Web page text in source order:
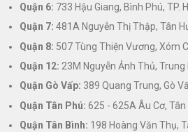
Quận 6: 733 Hậu Giang, Bình Phú, TP.
Quận 7: 481A Nguyễn Thị Thập, Tân
Quận 8: 507 Tùng Thiện Vương, Xóm
Quận 12: 23M Nguyễn Ảnh Thủ, Trung
Quận Gò Vấp: 389 Quang Trung, Gò
Quận Tân Phú: 625 - 625A Âu Cơ, Tân
Quận Tân Bình: 198 Hoàng Văn Thụ,